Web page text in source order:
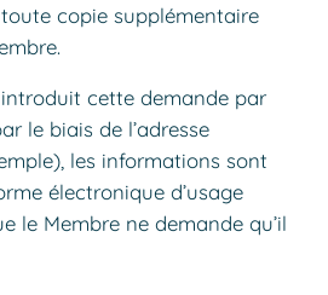
copie supplémentaire
cette demande par
le biais de l’adresse
les informations sont
électronique d’usage
le Membre ne demande qu’il